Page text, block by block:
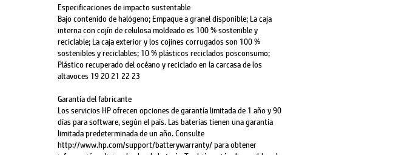
Especificaciones de impacto sustentable
Bajo contenido de halógeno; Empaque a granel disponible; La caja
interna con cojín de celulosa moldeado es 100 % sostenible y
reciclable; La caja exterior y los cojines corrugados son 100 %
sostenibles y reciclables; 10 % plásticos reciclados posconsumo;
Plástico recuperado del océano y reciclado en la carcasa de los
altavoces 19 20 21 22 23
Garantía del fabricante
Los servicios HP ofrecen opciones de garantía limitada de 1 año y 90
días para software, según el país. Las baterías tienen una garantía
limitada predeterminada de un año. Consulte
http://www.hp.com/support/batterywarranty/ para obtener